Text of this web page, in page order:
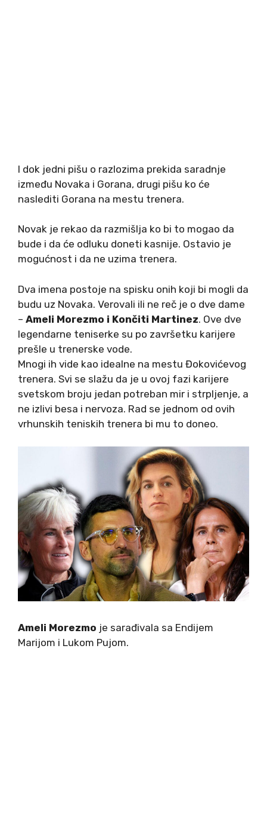
I dok jedni pišu o razlozima prekida saradnje
između Novaka i Gorana, drugi pišu ko će
naslediti Gorana na mestu trenera.
Novak je rekao da razmišlja ko bi to mogao da
bude i da će odluku doneti kasnije. Ostavio je
mogućnost i da ne uzima trenera.
Dva imena postoje na spisku onih koji bi mogli da
budu uz Novaka. Verovali ili ne reč je o dve dame
– Ameli Morezmo i Končiti Martinez. Ove dve
legendarne teniserke su po završetku karijere
prešle u trenerske vode.
Mnogi ih vide kao idealne na mestu Đokovićevog
trenera. Svi se slažu da je u ovoj fazi karijere
svetskom broju jedan potreban mir i strpljenje, a
ne izlivi besa i nervoza. Rad se jednom od ovih
vrhunskih teniskih trenera bi mu to doneo.
Ameli Morezmo je sarađivala sa Endijem
Marijom i Lukom Pujom.